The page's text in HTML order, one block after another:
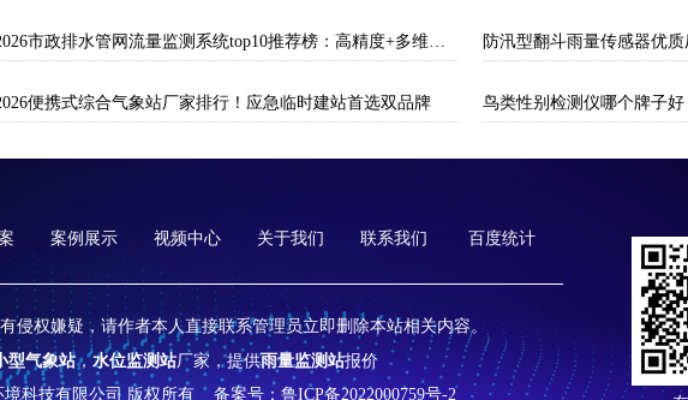
防汛型翻斗雨量传感器优
便携式综合气象站厂家排行！应急临时建站首选双品牌
案例展示 视频中心 关于我们 联系我们 百度统计
侵权嫌疑，请作者本人直接联系管理员立即删除本站相关内容。
型气象站，水位监测站厂家，提供雨量监测站报价
境科技有限公司 版权所有 备案号：鲁ICP备2022000759号-2